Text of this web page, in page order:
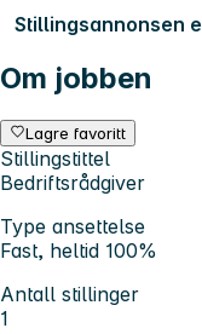
Stillingsannonsen
Om jobben
Lagre favoritt
Stillingstittel
Bedriftsrådgiver
Type ansettelse
Fast, heltid 100%
Antall stillinger
1